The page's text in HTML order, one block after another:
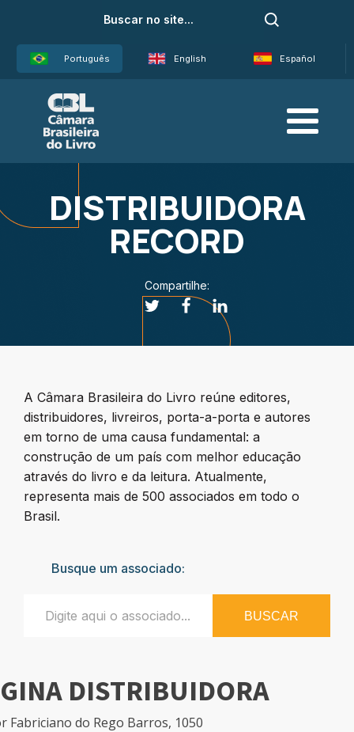
Português English Español
DISTRIBUIDORA
RECORD
Compartilhe:
A Câmara Brasileira do Livro reúne editores,
distribuidores, livreiros, porta-a-porta e autores
em torno de uma causa fundamental: a
construção de um país com melhor educação
através do livro e da leitura. Atualmente,
representa mais de 500 associados em todo o
Brasil.
Busque um associado:
BUSCAR
DISTRIBUIDORA
Fabriciano do Rego Barros, 1050